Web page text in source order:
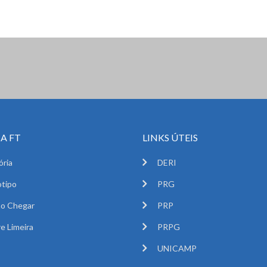
FT
Chegar
Limeira
LINKS ÚTEIS
DERI
PRG
PRP
PRPG
UNICAMP